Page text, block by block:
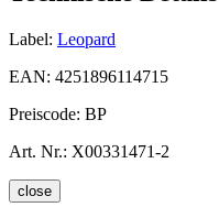
Label: Leopard
EAN: 4251896114715
Preiscode: BP
Art. Nr.: X00331471-2
close